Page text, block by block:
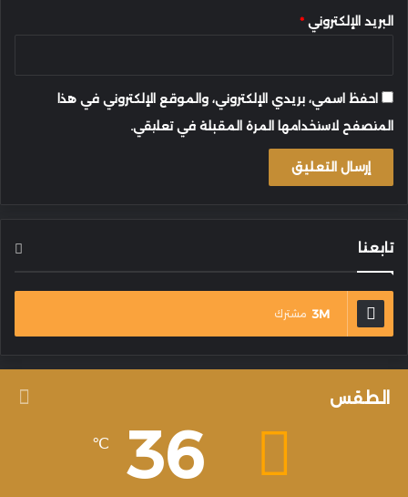
البريد الإلكتروني *
احفظ اسمي، بريدي الإلكتروني، والموقع الإلكتروني في هذا
المتصفح لاستخدامها المرة المقبلة في تعليقي.
تابعنا
3M مشترك
الطقس
36
℃